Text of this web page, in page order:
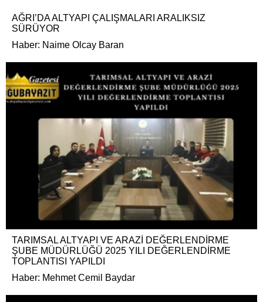
AĞRI’DA ALTYAPI ÇALIŞMALARI ARALIKSIZ
SÜRÜYOR
Haber: Naime Olcay Baran
TARIMSAL ALTYAPI VE ARAZİ DEĞERLENDİRME
ŞUBE MÜDÜRLÜĞÜ 2025 YILI DEĞERLENDİRME
TOPLANTISI YAPILDI
Haber: Mehmet Cemil Baydar